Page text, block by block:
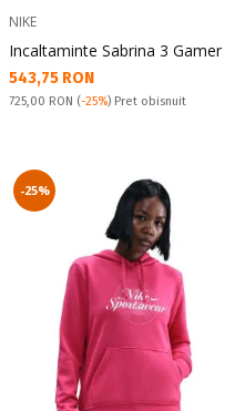
NIKE
Incaltaminte Sabrina 3 Gamer
Текуща цена:
543,75 RON
Pret obisnuit:
725,00 RON (-25%) Pret obisnuit
-25%